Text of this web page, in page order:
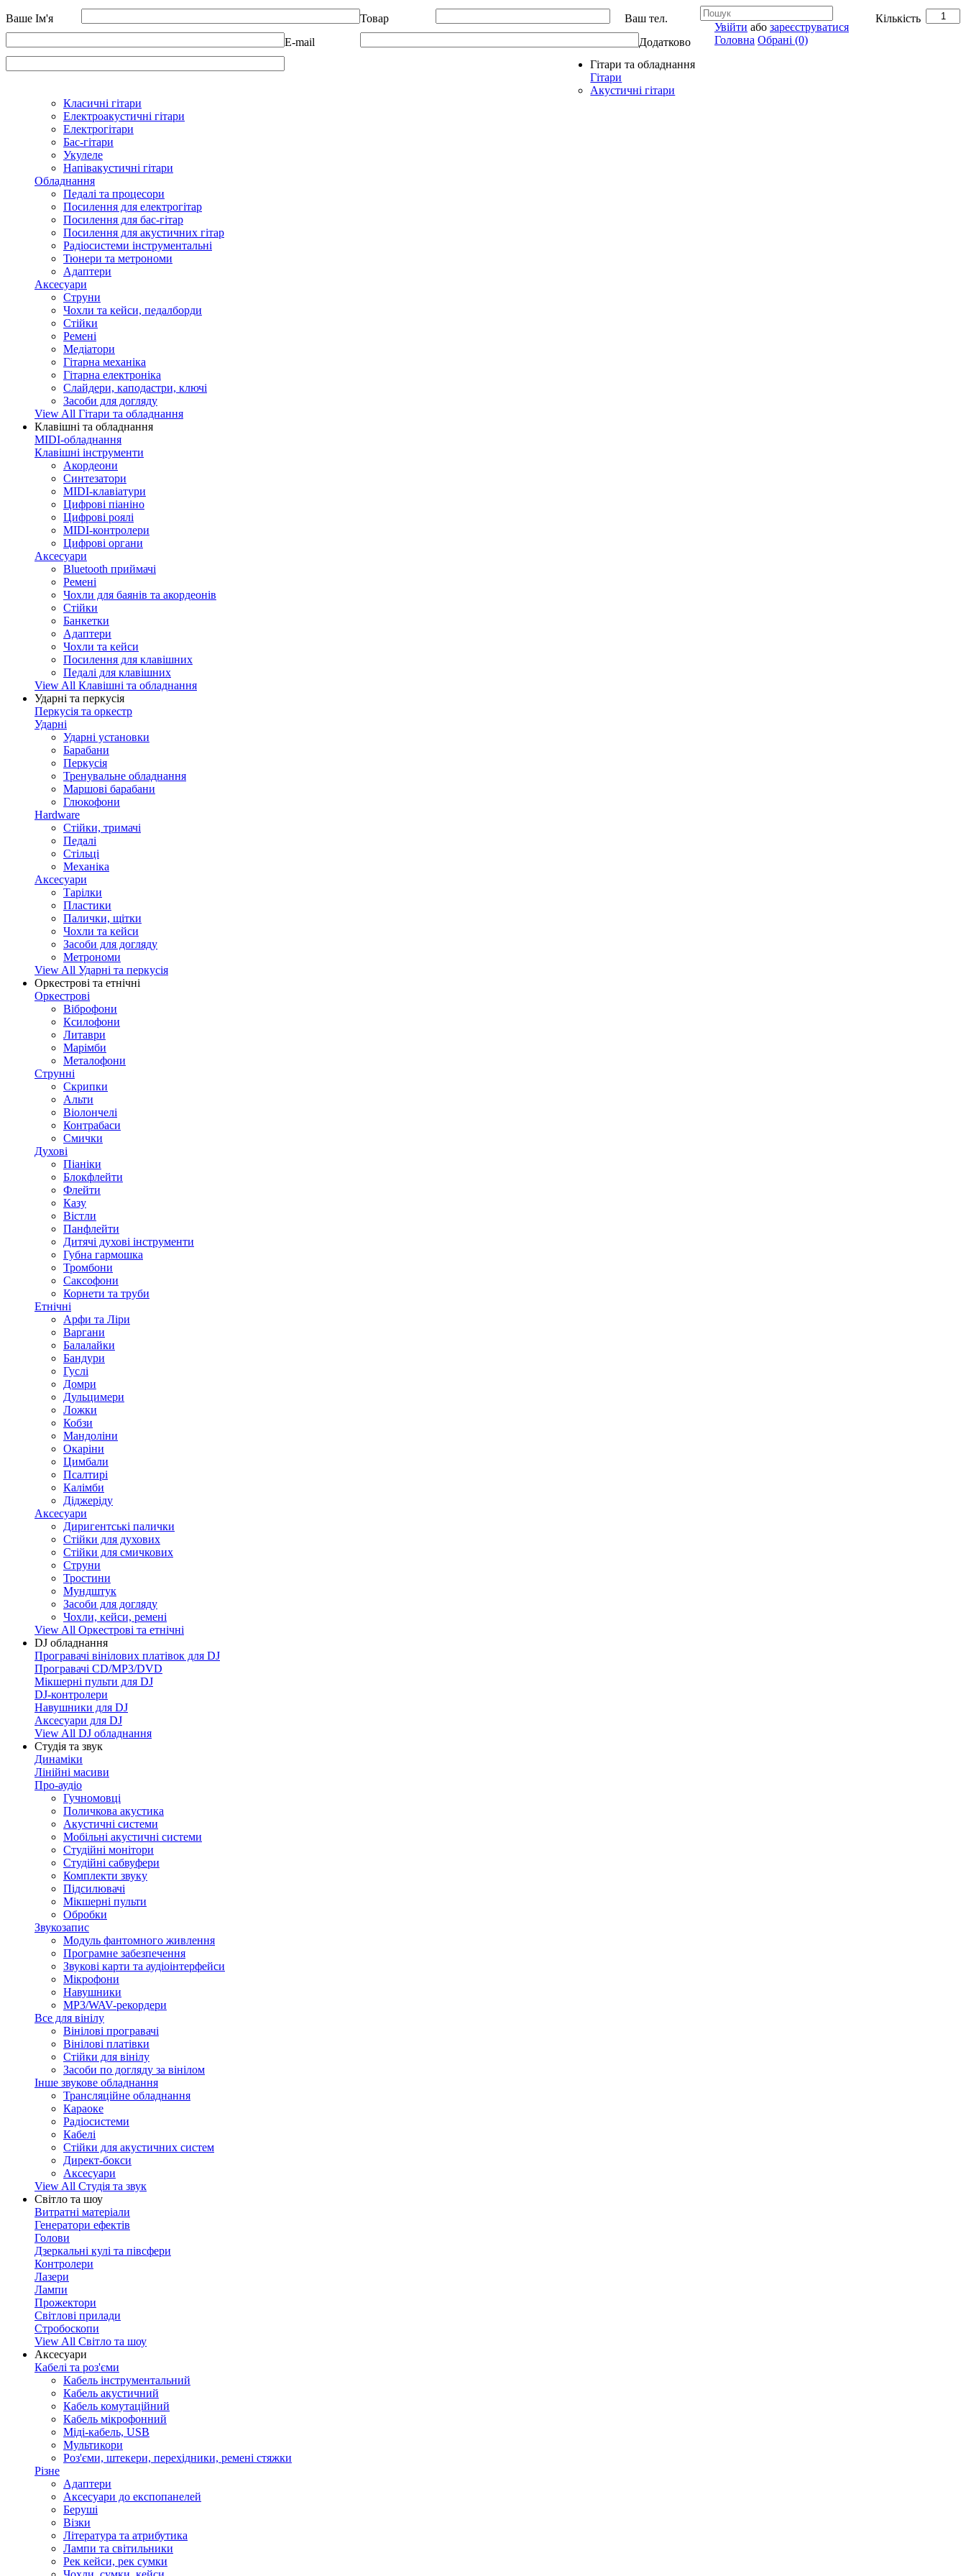
Ваше Ім'я Товар Кількість
Ваш тел.
E-mail
Додатково
Allegro - Music: Музичні інструменти в Україні
Увійти або зареєструватися
Головна Обрані (0)
Гітари та обладнання
Гітари
Акустичні гітари
Класичні гітари
Електроакустичні гітари
Електрогітари
Бас-гітари
Укулеле
Напівакустичні гітари
Обладнання
Педалі та процесори
Посилення для електрогітар
Посилення для бас-гітар
Посилення для акустичних гітар
Радіосистеми інструментальні
Тюнери та метрономи
Адаптери
Аксесуари
Струни
Чохли та кейси, педалборди
Стійки
Ремені
Медіатори
Гітарна механіка
Гітарна електроніка
Слайдери, каподастри, ключі
Засоби для догляду
View All Гітари та обладнання
Клавішні та обладнання
MIDI-обладнання
Клавішні інструменти
Акордеони
Синтезатори
MIDI-клавіатури
Цифрові піаніно
Цифрові роялі
MIDI-контролери
Цифрові органи
Аксесуари
Bluetooth приймачі
Ремені
Чохли для баянів та акордеонів
Стійки
Банкетки
Адаптери
Чохли та кейси
Посилення для клавішних
Педалі для клавішних
View All Клавішні та обладнання
Ударні та перкусія
Перкусія та оркестр
Ударні
Ударні установки
Барабани
Перкусія
Тренувальне обладнання
Маршові барабани
Глюкофони
Hardware
Стійки, тримачі
Педалі
Стільці
Механіка
Аксесуари
Тарілки
Пластики
Палички, щітки
Чохли та кейси
Засоби для догляду
Метрономи
View All Ударні та перкусія
Оркестрові та етнічні
Оркестрові
Віброфони
Ксилофони
Литаври
Марімби
Металофони
Струнні
Скрипки
Альти
Віолончелі
Контрабаси
Смички
Духові
Піаніки
Блокфлейти
Флейти
Казу
Вістли
Панфлейти
Дитячі духові інструменти
Губна гармошка
Тромбони
Саксофони
Корнети та труби
Етнічні
Арфи та Ліри
Варгани
Балалайки
Бандури
Гуслі
Домри
Дульцимери
Ложки
Кобзи
Мандоліни
Окаріни
Цимбали
Псалтирі
Калімби
Діджеріду
Аксесуари
Диригентські палички
Стійки для духових
Стійки для смичкових
Струни
Тростини
Мундштук
Засоби для догляду
Чохли, кейси, ремені
View All Оркестрові та етнічні
DJ обладнання
Програвачі вінілових платівок для DJ
Програвачі CD/MP3/DVD
Мікшерні пульти для DJ
DJ-контролери
Навушники для DJ
Аксесуари для DJ
View All DJ обладнання
Студія та звук
Динаміки
Лінійні масиви
Про-аудіо
Гучномовці
Поличкова акустика
Акустичні системи
Мобільні акустичні системи
Студійні монітори
Студійні сабвуфери
Комплекти звуку
Підсилювачі
Мікшерні пульти
Обробки
Звукозапис
Модуль фантомного живлення
Програмне забезпечення
Звукові карти та аудіоінтерфейси
Мікрофони
Навушники
MP3/WAV-рекордери
Все для вінілу
Вінілові програвачі
Вінілові платівки
Стійки для вінілу
Засоби по догляду за вінілом
Інше звукове обладнання
Трансляційне обладнання
Караоке
Радіосистеми
Кабелі
Стійки для акустичних систем
Директ-бокси
Аксесуари
View All Студія та звук
Світло та шоу
Витратні матеріали
Генератори ефектів
Голови
Дзеркальні кулі та півсфери
Контролери
Лазери
Лампи
Прожектори
Світлові прилади
Стробоскопи
View All Світло та шоу
Аксесуари
Кабелі та роз'єми
Кабель інструментальний
Кабель акустичний
Кабель комутаційний
Кабель мікрофонний
Міді-кабель, USB
Мультикори
Роз'єми, штекери, перехідники, ремені стяжки
Різне
Адаптери
Аксесуари до експопанелей
Беруші
Візки
Література та атрибутика
Лампи та світильники
Рек кейси, рек сумки